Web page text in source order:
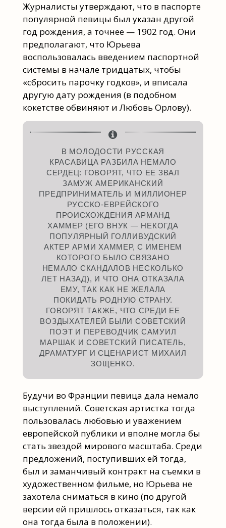
Журналисты утверждают, что в паспорте
популярной певицы был указан другой
год рождения, а точнее — 1902 год. Они
предполагают, что Юрьева
воспользовалась введением паспортной
системы в начале тридцатых, чтобы
«сбросить парочку годков», и вписала
другую дату рождения (в подобном
кокетстве обвиняют и Любовь Орлову).
В МОЛОДОСТИ РУССКАЯ
КРАСАВИЦА РАЗБИЛА НЕМАЛО
СЕРДЕЦ: ГОВОРЯТ, ЧТО ЕЕ ЗВАЛ
ЗАМУЖ АМЕРИКАНСКИЙ
ПРЕДПРИНИМАТЕЛЬ И МИЛЛИОНЕР
РУССКО-ЕВРЕЙСКОГО
ПРОИСХОЖДЕНИЯ АРМАНД
ХАММЕР (ЕГО ВНУК — НЕКОГДА
ПОПУЛЯРНЫЙ ГОЛЛИВУДСКИЙ
АКТЕР АРМИ ХАММЕР, С ИМЕНЕМ
КОТОРОГО БЫЛО СВЯЗАНО
НЕМАЛО СКАНДАЛОВ НЕСКОЛЬКО
ЛЕТ НАЗАД), И ЧТО ОНА ОТКАЗАЛА
ЕМУ, ТАК КАК НЕ ЖЕЛАЛА
ПОКИДАТЬ РОДНУЮ СТРАНУ.
ГОВОРЯТ ТАКЖЕ, ЧТО СРЕДИ ЕЕ
ВОЗДЫХАТЕЛЕЙ БЫЛИ СОВЕТСКИЙ
ПОЭТ И ПЕРЕВОДЧИК САМУИЛ
МАРШАК И СОВЕТСКИЙ ПИСАТЕЛЬ,
ДРАМАТУРГ И СЦЕНАРИСТ МИХАИЛ
ЗОЩЕНКО.
Будучи во Франции певица дала немало
выступлений. Советская артистка тогда
пользовалась любовью и уважением
европейской публики и вполне могла бы
стать звездой мирового масштаба. Среди
предложений, поступивших ей тогда,
был и заманчивый контракт на съемки в
художественном фильме, но Юрьева не
захотела сниматься в кино (по другой
версии ей пришлось отказаться, так как
она тогда была в положении).